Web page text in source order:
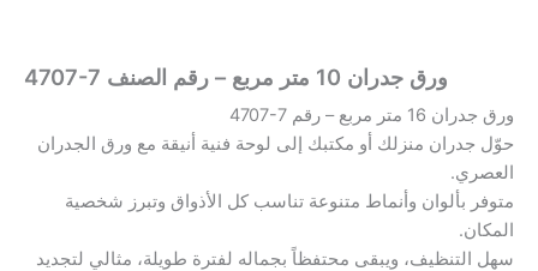
ورق جدران 10 متر مربع – رقم الصنف ‎4707-7
ورق جدران 16 متر مربع – رقم ‎4707-7
حوّل جدران منزلك أو مكتبك إلى لوحة فنية أنيقة مع ورق الجدران
العصري.
متوفر بألوان وأنماط متنوعة تناسب كل الأذواق وتبرز شخصية
المكان.
سهل التنظيف، ويبقى محتفظاً بجماله لفترة طويلة، مثالي لتجديد